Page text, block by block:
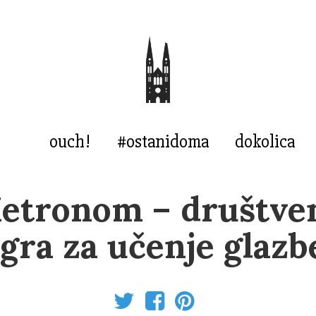
ouch! #ostanidoma dokolica
–
za učenje